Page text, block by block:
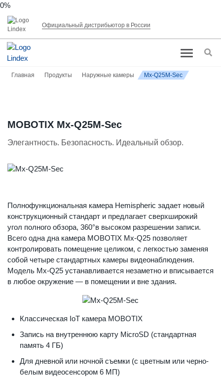
0%
Официальный дистрибьютор в России
Главная Продукты Наружные камеры Mx-Q25M-Sec
MOBOTIX Mx-Q25M-Sec
Элегантность. Безопасность. Идеальный обзор.
Полнофункциональная камера Hemispheric задает новый
конструкционный стандарт и предлагает сверхширокий
угол полного обзора, 360°в высоком разрешении записи.
Всего одна дна камера MOBOTIX Mx-Q25 позволяет
контролировать помещение целиком, с легкостью заменяя
собой четыре стандартных камеры видеонаблюдения.
Модель Mx-Q25 устанавливается незаметно и вписывается
в любое окружение — в помещении и вне здания.
Классическая IoT камера MOBOTIX
Запись на внутреннюю карту MicroSD (стандартная
память 4 ГБ)
Для дневной или ночной съемки (с цветным или черно-
белым видеосенсором 6 МП)